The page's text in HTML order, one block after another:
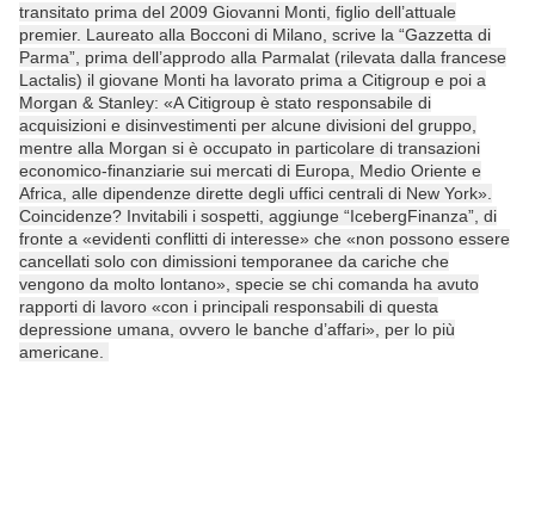
transitato prima del 2009 Giovanni Monti, figlio dell’attuale
premier. Laureato alla Bocconi di Milano, scrive la “Gazzetta di
Parma”, prima dell’approdo alla Parmalat (rilevata dalla francese
Lactalis) il giovane Monti ha lavorato prima a Citigroup e poi a
Morgan & Stanley: «A Citigroup è stato responsabile di
acquisizioni e disinvestimenti per alcune divisioni del gruppo,
mentre alla Morgan si è occupato in particolare di transazioni
economico-finanziarie sui mercati di Europa, Medio Oriente e
Africa, alle dipendenze dirette degli uffici centrali di New York».
Coincidenze? Invitabili i sospetti, aggiunge “IcebergFinanza”, di
fronte a «evidenti conflitti di interesse» che «non possono essere
cancellati solo con dimissioni temporanee da cariche che
vengono da molto lontano», specie se chi comanda ha avuto
rapporti di lavoro «con i principali responsabili di questa
depressione umana, ovvero le banche d’affari», per lo più
americane.